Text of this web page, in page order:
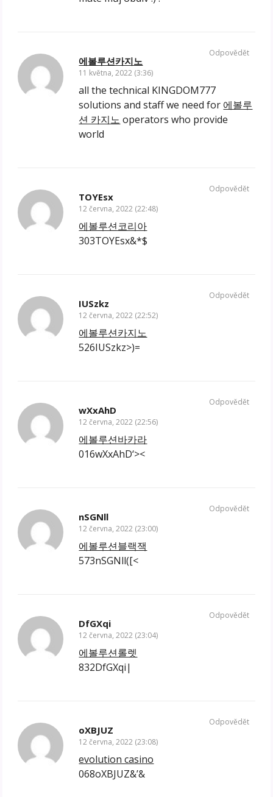
에볼루션카지노
11 května, 2022 (3:36)
all the technical KINGDOM777
solutions and staff we need for 에볼루
션 카지노 operators who provide
world
Odpovědět
TOYEsx
12 června, 2022 (22:48)
에볼루션코리아
303TOYEsx&*$
Odpovědět
IUSzkz
12 června, 2022 (22:52)
에볼루션카지노
526IUSzkz>)=
Odpovědět
wXxAhD
12 června, 2022 (22:56)
에볼루션바카라
016wXxAhD‘><
Odpovědět
nSGNll
12 června, 2022 (23:00)
에볼루션블랙잭
573nSGNll([<
Odpovědět
DfGXqi
12 června, 2022 (23:04)
에볼루션롤렛
832DfGXqi|
Odpovědět
oXBJUZ
12 června, 2022 (23:08)
evolution casino
068oXBJUZ&’&
Odpovědět